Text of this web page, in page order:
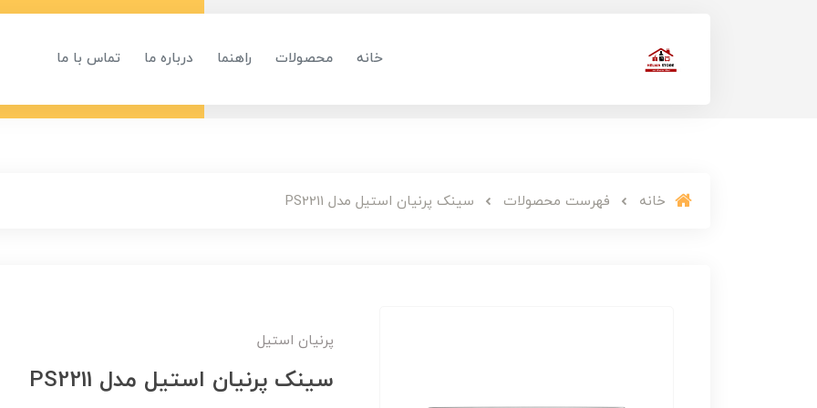
خانه محصولات راهنما درباره ما تماس با ما
خانه فهرست محصولات سینک پرنیان استیل مدل PS2211
پرنیان استیل
سینک پرنیان استیل مدل PS2211